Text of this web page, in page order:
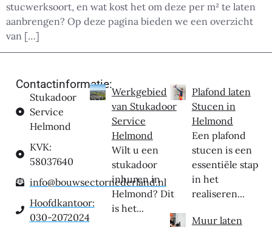
stucwerksoort, en wat kost het om deze per m² te laten
aanbrengen? Op deze pagina bieden we een overzicht
van […]
Contactinformatie:
Stukadoor
Service
Helmond
KVK:
58037640
info@bouwsectornederland.nl
Hoofdkantoor:
030-2072024
Werkgebied
van Stukadoor
Service
Helmond
Wilt u een
stukadoor
inhuren in
Helmond? Dit
is het...
Plafond laten
Stucen in
Helmond
Een plafond
stucen is een
essentiële stap
in het
realiseren...
Muur laten